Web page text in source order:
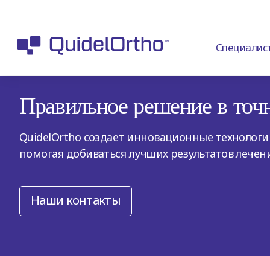
Правильное решение в
QuidelOrtho создает инновационные
помогая добиваться лучших результатов
Наши контакты